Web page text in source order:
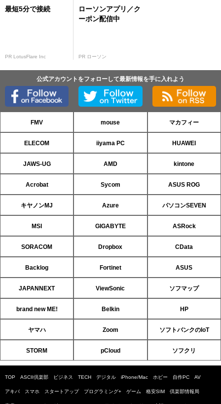
最短5分で接続
PR LotusFlare Inc
ローソンアプリ／ク
ーポン配信中
PR ローソン
公式アカウントをフォローして最新情報を手に入れよう
FMV mouse マカフィー
ELECOM iiyama PC HUAWEI
JAWS-UG AMD kintone
Acrobat Sycom ASUS ROG
キヤノンMJ Azure パソコンSEVEN
MSI GIGABYTE ASRock
SORACOM Dropbox CData
Backlog Fortinet ASUS
JAPANNEXT ViewSonic ソフマップ
brand new ME! Belkin HP
ヤマハ Zoom ソフトバンクのIoT
STORM pCloud ソフクリ
TOP ASCII倶楽部 ビジネス TECH デジタル iPhone/Mac ホビー 自作PC AV
アキバ スマホ スタートアップ プログラミング+ ゲーム 格安SIM 倶楽部情報局